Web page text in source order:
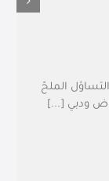
الملحّ
ودبي [...]